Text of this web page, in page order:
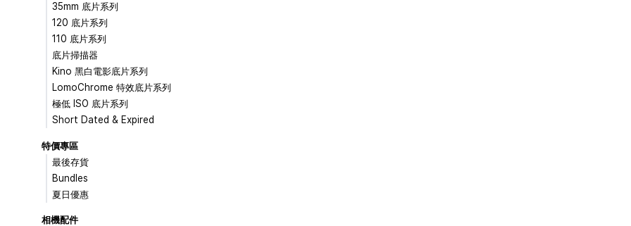
35mm 底片系列
120 底片系列
110 底片系列
底片掃描器
Kino 黑白電影底片系列
LomoChrome 特效底片系列
極低 ISO 底片系列
Short Dated & Expired
特價專區
最後存貨
Bundles
夏日優惠
相機配件